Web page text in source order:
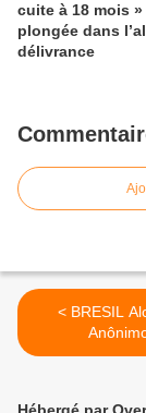
cuite à 18 mois
plongée dans
délivrance
< BRESIL Alcoólicos